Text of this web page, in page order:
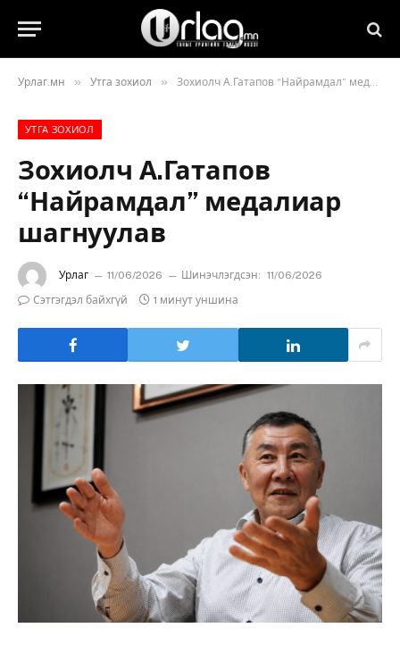
Урлаг.мн » Утга зохиол » Зохиолч А.Гатапов “Найрамдал” медалиар шагнуулав
УТГА ЗОХИОЛ
Зохиолч А.Гатапов
“Найрамдал” медалиар
шагнуулав
Урлаг 11/06/2026 Шинэчлэгдсэн: 11/06/2026
Сэтгэгдэл байхгүй
1 минут уншина